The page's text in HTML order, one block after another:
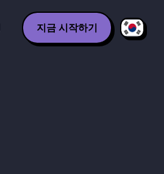
지금 시작하기